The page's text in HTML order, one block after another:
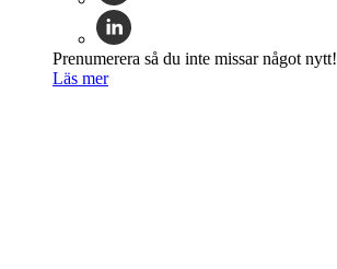
Prenumerera så du inte missar något nytt!
Läs mer